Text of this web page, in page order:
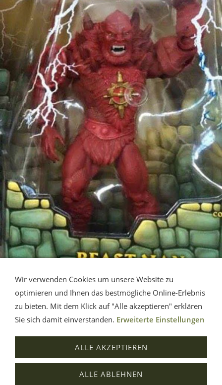
Impressum AGB
Widerrufsbelehrung
Batterieentsorgung
Haftungsausschluss
Cookies
Widerruf
Verträge widerrufen
Wir verwenden Cookies um unsere Website zu
optimieren und Ihnen das bestmögliche Online-Erlebnis
zu bieten. Mit dem Klick auf "Alle akzeptieren" erklären
Sie sich damit einverstanden. Erweiterte Einstellungen
ALLE AKZEPTIEREN
ALLE ABLEHNEN